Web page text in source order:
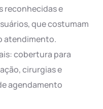
reconhecidas e
que costumam
atendimento.
cobertura para
cirurgias e
agendamento